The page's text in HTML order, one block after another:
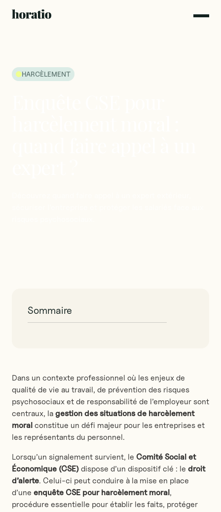
HARCÈLEMENT
Sommaire
moral
Les limites d’une enquête interne
harcèlement menée uniquement en interne
Quand faut-il faire appel à un expert extérieur
Les bénéfices d’une expertise indépendante
Qui finance l’expertise ?
Enquête CSE pour harcèlement moral et
prévention des risques psychosociaux
Dans un contexte professionnel où les enjeux de
qualité de vie au travail, de prévention des risques
psychosociaux et de responsabilité de l’employeur sont
centraux, la gestion des situations de harcèlement
moral constitue un défi majeur pour les entreprises et
les représentants du personnel.
Lorsqu’un signalement survient, le Comité Social et
Économique (CSE) dispose d’un dispositif clé : le droit
d’alerte. Celui-ci peut conduire à la mise en place
d’une enquête CSE pour harcèlement moral,
procédure essentielle pour établir les faits, protéger